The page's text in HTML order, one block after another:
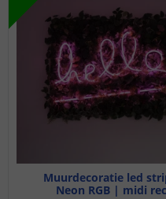
Muurdecoratie led
Neon RGB | midi